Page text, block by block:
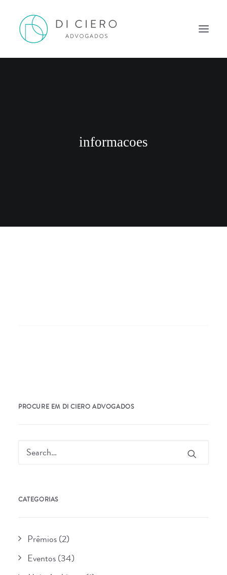
informacoes
PROCURE EM DI CIERO ADVOGADOS
CATEGORIAS
Prêmios(2)
Eventos(34)